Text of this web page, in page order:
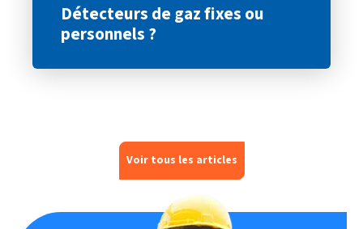
Détecteurs de gaz fixes ou
personnels ?
Voir tous les articles